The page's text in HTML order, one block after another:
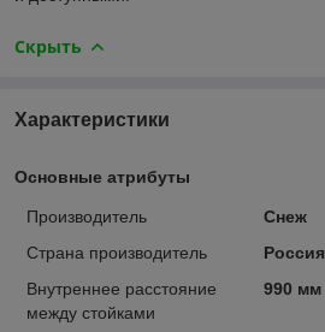
Скрыть
Характеристики
Основные атрибуты
Производитель
Снеж
Страна производитель
Россия
Внутреннее расстояние
между стойками
990 мм